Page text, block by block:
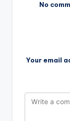
a
No
Your email